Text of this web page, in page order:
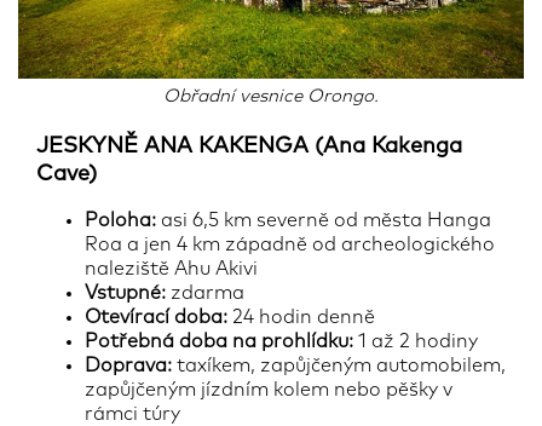
Obřadní vesnice Orongo.
JESKYNĚ ANA KAKENGA (Ana Kakenga
Cave)
Poloha: asi 6,5 km severně od města Hanga
Roa a jen 4 km západně od archeologického
naleziště Ahu Akivi
Vstupné: zdarma
Otevírací doba: 24 hodin denně
Potřebná doba na prohlídku: 1 až 2 hodiny
Doprava: taxíkem, zapůjčeným automobilem,
zapůjčeným jízdním kolem nebo pěšky v
rámci túry